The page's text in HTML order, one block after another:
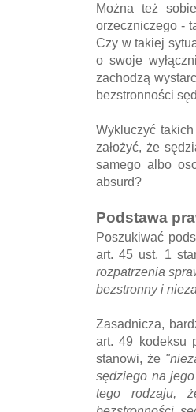
Można też
orzeczniczego -
Czy w takiej
o swoje
zachodzą
bezstronności
Wykluczyć
założyć, że
samego albo
absurd?
Podstawa
Poszukiwać
art. 45 ust. 1
rozpatrzenia
bezstronny i
Zasadnicza,
art. 49 kodeksu
stanowi, że
sędziego na
tego rodzaju,